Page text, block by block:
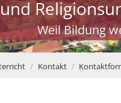
Kontakt